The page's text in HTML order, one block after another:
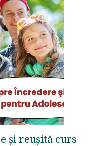
și reușită curs